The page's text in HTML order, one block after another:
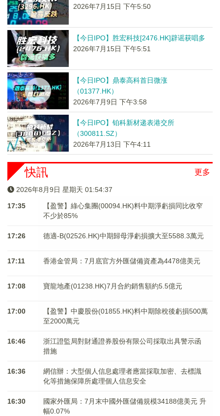
2026年7月15日 下午5:50
【今日IPO】胜宏科技[2476.HK]辟谣获唱多
2026年7月15日 下午5:51
【今日IPO】鼎泰高科首日微涨
（01377.HK）
2026年7月9日 下午3:58
【今日IPO】铂科新材递表港交所
（300811.SZ）
2026年7月13日 下午4:11
更多
快訊
2026年8月9日 星期天 01:54:37
17:35
【盈警】綠心集團(00094.HK)料中期淨虧損同比收窄
不少於85%
17:26 德適-B(02526.HK)中期歸母淨虧損擴大至5588.3萬元
17:11 香港金管局：7月底官方外匯儲備資產為4478億美元
17:08 寶龍地產(01238.HK)7月合約銷售額約5.5億元
17:00
【盈警】中慶股份(01855.HK)料中期除稅後虧損500萬
至2000萬元
16:46
浙江證監局對財通證券股份有限公司採取出具警示函
措施
16:36
網信辦：大型個人信息處理者應當採取加密、去標識
化等措施保障所處理個人信息安全
16:30
國家外匯局：7月末中國外匯儲備規模34188億美元 升
幅0.07%